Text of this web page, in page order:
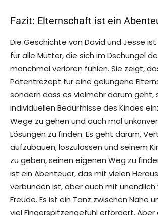
Fazit: Elternschaft ist ein
Die Geschichte von David und Jesse
für alle Mütter, die sich im Dschungel
manchmal verloren fühlen. Sie zeigt,
Patentrezept für eine gelungene
sondern dass es vielmehr darum geht,
individuellen Bedürfnisse des Kindes
Wege zu gehen und auch mal
Lösungen zu finden. Es geht darum,
aufzubauen, loszulassen und seinem
zu geben, seinen eigenen Weg zu
ist ein Abenteuer, das mit vielen
verbunden ist, aber auch mit unendlich
Freude. Es ist ein Tanz zwischen Nähe
viel Fingerspitzengefühl erfordert. Aber